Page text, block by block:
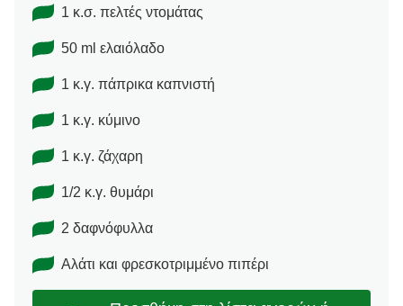
1 κ.σ. πελτές ντομάτας
50 ml ελαιόλαδο
1 κ.γ. πάπρικα καπνιστή
1 κ.γ. κύμινο
1 κ.γ. ζάχαρη
1/2 κ.γ. θυμάρι
2 δαφνόφυλλα
Αλάτι και φρεσκοτριμμένο πιπέρι